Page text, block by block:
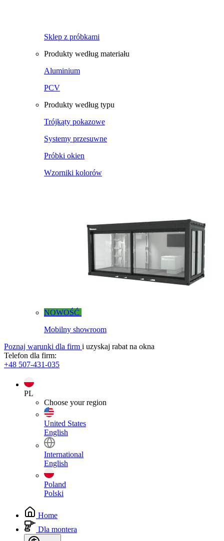
Sklep z próbkami
Produkty według materiału
Aluminium
PCV
Produkty według typu
Trójkąty pokazowe
Systemy przesuwne
Próbki okien
Wzorniki kolorów
NOWOŚĆ
Mobilny showroom
Poznaj warunki dla firm i uzyskaj rabat na okna
Telefon dla firm:
+48 507-431-035
PL
Choose your region
United States
English
International
English
Poland
Polski
Home
Dla montera